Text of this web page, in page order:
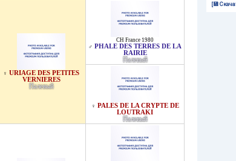
♀ URIAGE DES PETITES
VERNIERES
Палевый
CH France 1980
♂ PHALE DES TERRES DE LA
RAIRIE
Палевый
♀ PALES DE LA CRYPTE DE
LOUTRAKI
Палевый
[💾